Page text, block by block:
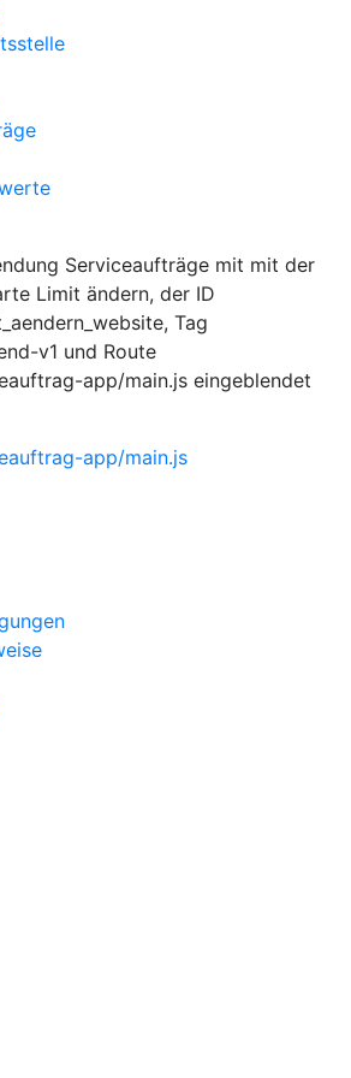
Serviceaufträge mit mit der
Limit ändern, der ID
Tag
v1 und Route
app/main.js eingeblendet
app/main.js